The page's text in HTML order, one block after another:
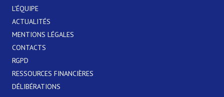
L'ÉQUIPE
ACTUALITÉS
MENTIONS LÉGALES
CONTACTS
RGPD
RESSOURCES FINANCIÈRES
DÉLIBÉRATIONS